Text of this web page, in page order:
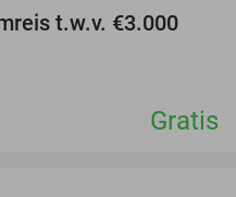
t.w.v. €3.000
Gratis